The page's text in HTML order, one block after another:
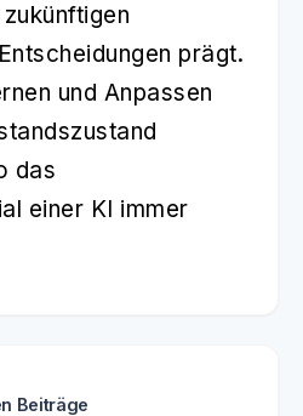
prägt.
und Anpassen
das
einer KI immer
Beiträge